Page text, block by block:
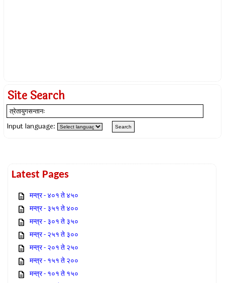
Site Search
Input language:
Latest Pages
मन्त्र - ४०१ ते ४५०
मन्त्र - ३५१ ते ४००
मन्त्र - ३०१ ते ३५०
मन्त्र - २५१ ते ३००
मन्त्र - २०१ ते २५०
मन्त्र - १५१ ते २००
मन्त्र - १०१ ते १५०